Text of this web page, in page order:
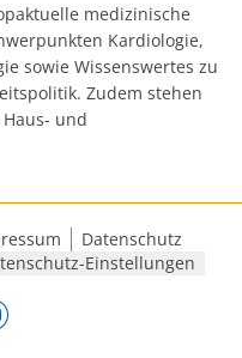
medizinische
Kardiologie,
sowie Wissenswertes zu
Zudem stehen
und
Datenschutz
Einstellungen